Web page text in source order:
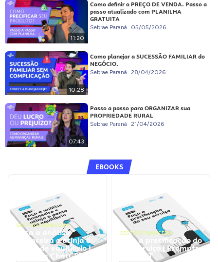
11:20
Como definir o PREÇO DE VENDA. Passo a
passo atualizado com PLANILHA
GRATUITA
Sebrae Paraná 05/05/2026
10:28
Como planejar a SUCESSÃO FAMILIAR do
NEGÓCIO.
Sebrae Paraná 28/04/2026
07:43
Passo a passo para ORGANIZAR sua
PROPRIEDADE RURAL
Sebrae Paraná 21/04/2026
EBOOKS
GESTÃO FINANCEIRA
Faça a análise
financeira e atinja o
ponto de equilíbrio |
Prompts ChatGPT
GESTÃO FINANCEIRA
Faça a precificação do
seu serviço | Prompts
ChatGPT